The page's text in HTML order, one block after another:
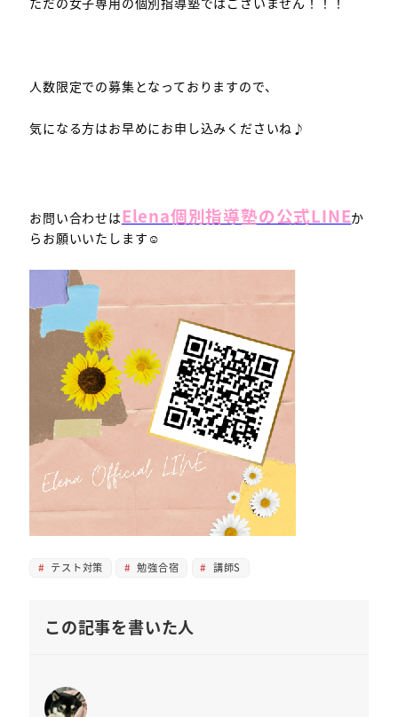
人数限定での募集となっておりますので、
気になる方はお早めにお申し込みくださいね♪
お問い合わせはElena個別指導塾の公式LINEか
らお願いいたします☺
テスト対策 勉強合宿 講師S
この記事を書いた人